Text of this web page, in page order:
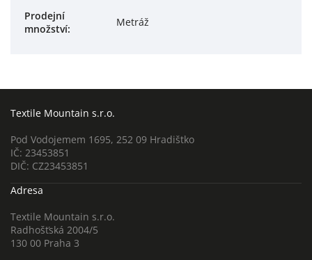
Prodejní
množství:
Metráž
Textile Mountain s.r.o.
Pod Vodojemem 1695, 252 09 Hradištko
IČ: 23453851
DIČ: CZ23453851
Adresa
Textile Mountain s.r.o.
Radhošťská 2004/5
130 00 Praha 3